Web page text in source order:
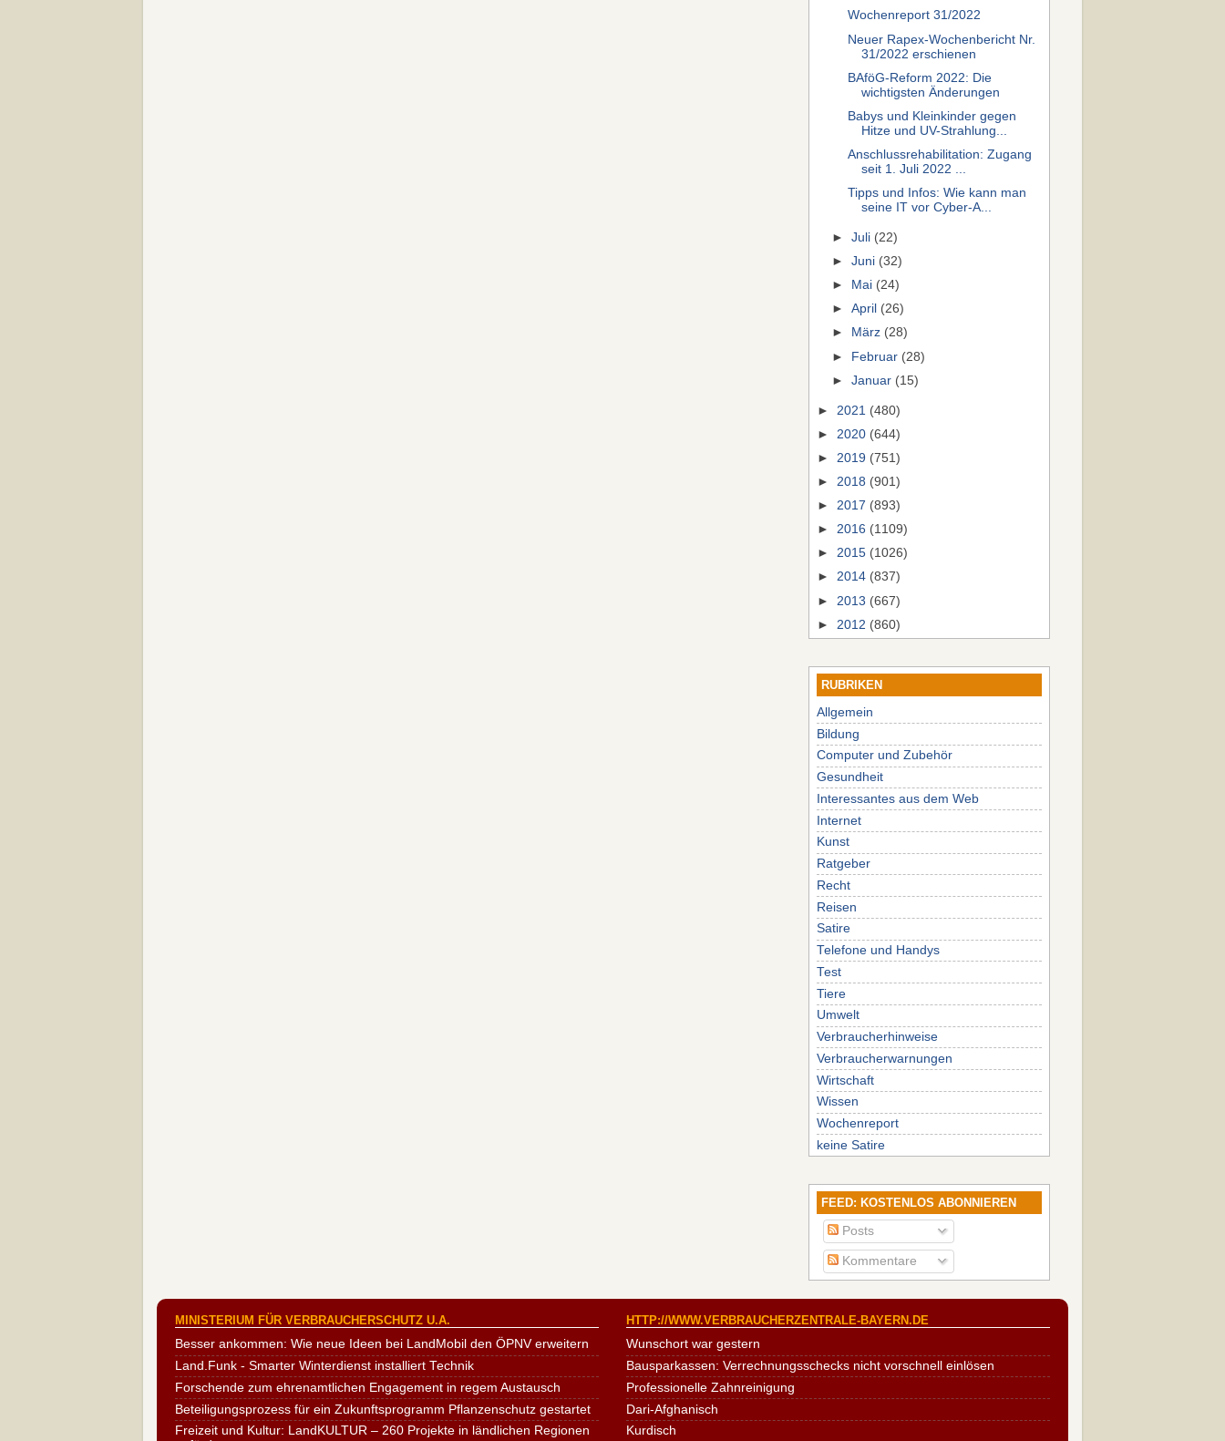
Wochenreport 31/2022
Neuer Rapex-Wochenbericht Nr.
31/2022 erschienen
BAföG-Reform 2022: Die
wichtigsten Änderungen
Babys und Kleinkinder gegen
Hitze und UV-Strahlung...
Anschlussrehabilitation: Zugang
seit 1. Juli 2022 ...
Tipps und Infos: Wie kann man
seine IT vor Cyber-A...
►Juli (22)
►Juni (32)
►
Mai (24)
►April (26)
►
März (28)
► Februar (28)
►Januar (15)
► 2021 (480)
► 2020 (644)
► 2019 (751)
► 2018 (901)
► 2017 (893)
► 2016 (1109)
► 2015 (1026)
► 2014 (837)
► 2013 (667)
► 2012 (860)
RUBRIKEN
Allgemein
Bildung
Computer und Zubehör
Gesundheit
Interessantes aus dem Web
Internet
Kunst
Ratgeber
Recht
Reisen
Satire
Telefone und Handys
Test
Tiere
Umwelt
Verbraucherhinweise
Verbraucherwarnungen
Wirtschaft
Wissen
Wochenreport
keine Satire
FEED: KOSTENLOS ABONNIEREN
Posts
Kommentare
MINISTERIUM FÜR VERBRAUCHERSCHUTZ U.A.
Besser ankommen: Wie neue Ideen bei LandMobil den ÖPNV erweitern
Land.Funk - Smarter Winterdienst installiert Technik
Forschende zum ehrenamtlichen Engagement in regem Austausch
Beteiligungsprozess für ein Zukunftsprogramm Pflanzenschutz gestartet
Freizeit und Kultur: LandKULTUR – 260 Projekte in ländlichen Regionen
HTTP://WWW.VERBRAUCHERZENTRALE-BAYERN.DE
Wunschort war gestern
Bausparkassen: Verrechnungsschecks nicht vorschnell einlösen
Professionelle Zahnreinigung
Dari-Afghanisch
Kurdisch